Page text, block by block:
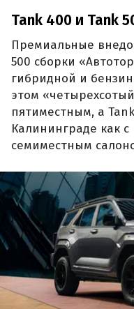
Tank 400 и Tank
Премиальные
500 сборки
гибридной и
этом
пятиместным, а
Калининграде как
семиместным